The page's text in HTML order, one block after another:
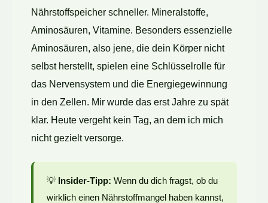
Nährstoffspeicher schneller. Mineralstoffe,
Aminosäuren, Vitamine. Besonders essenzielle
Aminosäuren, also jene, die dein Körper nicht
selbst herstellt, spielen eine Schlüsselrolle für
das Nervensystem und die Energiegewinnung
in den Zellen. Mir wurde das erst Jahre zu spät
klar. Heute vergeht kein Tag, an dem ich mich
nicht gezielt versorge.
💡 Insider-Tipp: Wenn du dich fragst, ob du
wirklich einen Nährstoffmangel haben kannst,